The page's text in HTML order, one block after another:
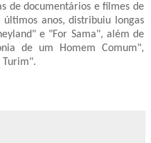
de documentários e filmes de
anos, distribuiu longas
e "For Sama", além de
de um Homem Comum",
Turim".